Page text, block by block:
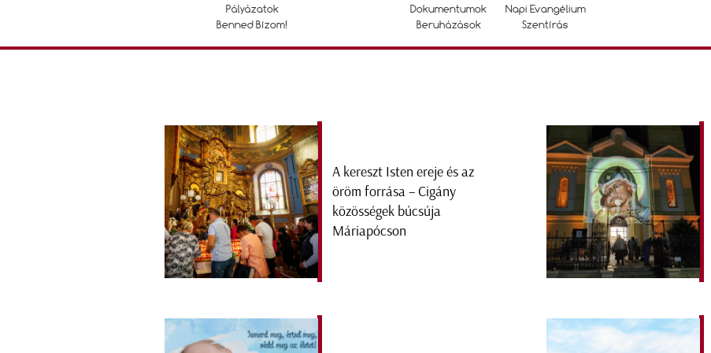
Pályázatok
Benned Bízom!
Dokumentumok
Beruházások
Napi Evangélium
Szentírás
A kereszt Isten ereje és az
öröm forrása – Cigány
közösségek búcsúja
Máriapócson